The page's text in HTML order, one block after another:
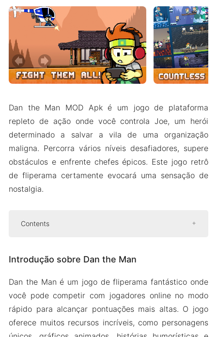
Dan the Man MOD Apk é um jogo de plataforma
repleto de ação onde você controla Joe, um herói
determinado a salvar a vila de uma organização
maligna. Percorra vários níveis desafiadores, supere
obstáculos e enfrente chefes épicos. Este jogo retrô
de fliperama certamente evocará uma sensação de
nostalgia.
Contents
Jogabilidade
Exploração
Versão Mod APK de Dan the Man
Recursos do Mod
Introdução sobre Dan the Man
Dan the Man é um jogo de fliperama fantástico onde
você pode competir com jogadores online no modo
rápido para alcançar pontuações mais altas. O jogo
oferece muitos recursos incríveis, como personagens